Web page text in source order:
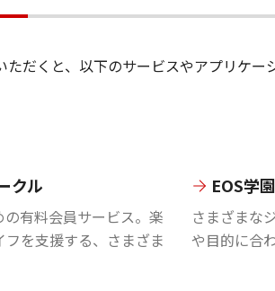
ただくと、以下のサービスやアプリケー
クル
有料会員サービス。楽
を支援する、さまざま
EOS学園
さまざまな
や目的に合